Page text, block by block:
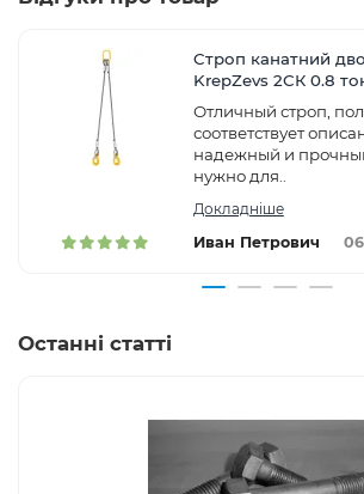
Cтроп канатний
KrepZevs 2СК 0.8
Отличный строп,
соответствует
надежный и
нужно для..
Докладніше
Иван Петрович
Останні статті